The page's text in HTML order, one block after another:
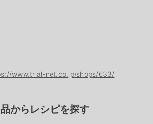
www.trial-net.co.jp/shops/633/
からレシピを探す